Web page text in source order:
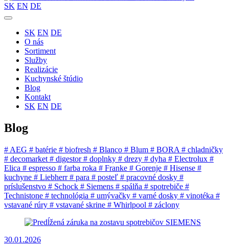
SK EN DE
SK EN DE
O nás
Sortiment
Služby
Realizácie
Kuchynské štúdio
Blog
Kontakt
SK EN DE
Blog
# AEG # batérie # biofresh # Blanco # Blum # BORA # chladničky
# decomarket # digestor# doplnky # drezy # dyha # Electrolux #
Elica # espresso # farba roka # Franke # Gorenje # Hisense #
kuchyne # Liebherr# para # posteľ # pracovné dosky #
príslušenstvo # Schock # Siemens # spálňa # spotrebiče #
Technistone # technológia # umývačky # varné dosky # vinotéka #
vstavané rúry # vstavané skrine # Whirlpool # záclony
30.01.2026